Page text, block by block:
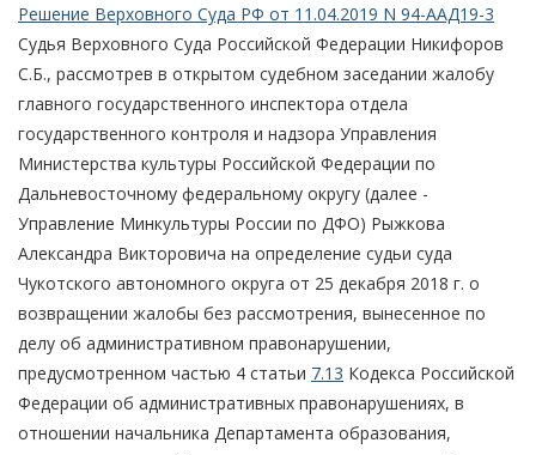
Решение Верховного Суда РФ от 11.04.2019 N 94-ААД19-3
Судья Верховного Суда Российской Федерации Никифоров
С.Б., рассмотрев в открытом судебном заседании жалобу
главного государственного инспектора отдела
государственного контроля и надзора Управления
Министерства культуры Российской Федерации по
Дальневосточному федеральному округу (далее -
Управление Минкультуры России по ДФО) Рыжкова
Александра Викторовича на определение судьи суда
Чукотского автономного округа от 25 декабря 2018 г. о
возвращении жалобы без рассмотрения, вынесенное по
делу об административном правонарушении,
предусмотренном частью 4 статьи 7.13 Кодекса Российской
Федерации об административных правонарушениях, в
отношении начальника Департамента образования,